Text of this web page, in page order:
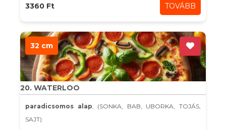
3360 Ft TOVÁBB
32 cm
20. WATERLOO
paradicsomos alap, (SONKA, BAB, UBORKA, TOJÁS,
SAJT)